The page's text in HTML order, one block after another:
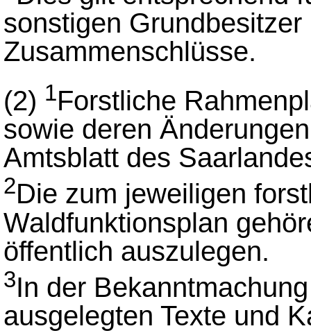
sonstigen Grundbesitzer
Zusammenschlüsse.
(2) 1Forstliche
sowie deren
Amtsblatt des
2Die zum jeweiligen
Waldfunktionsplan
öffentlich auszulegen.
3In der
ausgelegten Texte und